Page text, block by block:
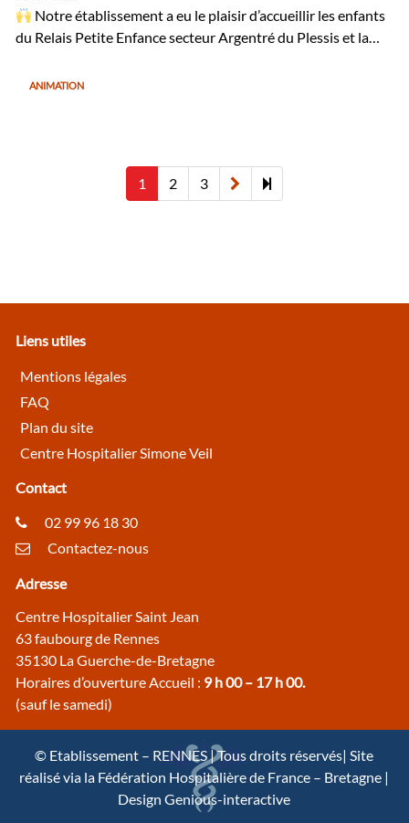
Notre établissement a eu le plaisir d’accueillir les enfants
du Relais Petite Enfance secteur Argentré du Plessis et la…
ANIMATION
1 2 3
Next
page
8
Liens utiles
Mentions légales
FAQ
Plan du site
Centre Hospitalier Simone Veil
Contact
02 99 96 18 30
Contactez-nous
Adresse
Centre Hospitalier Saint Jean
63 faubourg de Rennes
35130 La Guerche-de-Bretagne
Horaires d’ouverture Accueil : 9 h 00 – 17 h 00.
(sauf le samedi)
© Etablissement – RENNES | Tous droits réservés| Site
réalisé via la Fédération Hospitalière de France – Bretagne |
Design Genious-interactive